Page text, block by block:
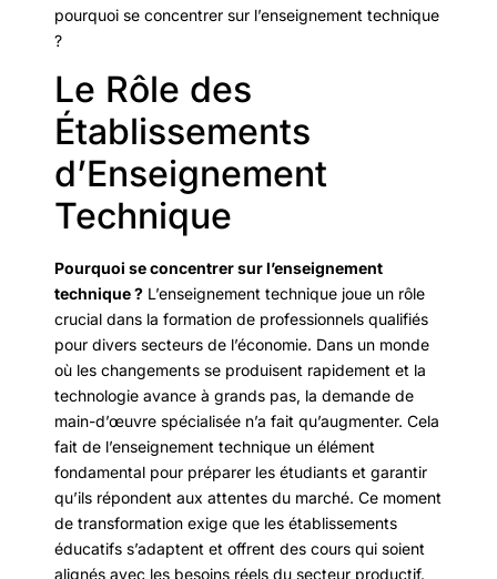
pourquoi se concentrer sur l’enseignement technique
?
Le Rôle des
Établissements
d’Enseignement
Technique
Pourquoi se concentrer sur l’enseignement
technique ? L’enseignement technique joue un rôle
crucial dans la formation de professionnels qualifiés
pour divers secteurs de l’économie. Dans un monde
où les changements se produisent rapidement et la
technologie avance à grands pas, la demande de
main-d’œuvre spécialisée n’a fait qu’augmenter. Cela
fait de l’enseignement technique un élément
fondamental pour préparer les étudiants et garantir
qu’ils répondent aux attentes du marché. Ce moment
de transformation exige que les établissements
éducatifs s’adaptent et offrent des cours qui soient
alignés avec les besoins réels du secteur productif.